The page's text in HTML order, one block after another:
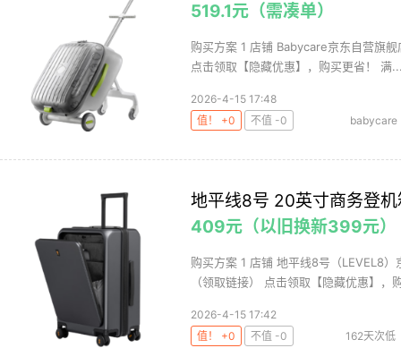
519.1元（需凑单）
购买方案 1 店铺 Babycare京东自营旗
点击领取【隐藏优惠】，购买更省！ 满
2026-4-15 17:48
值！ +0
不值 -0
babycare
地平线8号 20英寸商务登
409元（以旧换新399元）
购买方案 1 店铺 地平线8号（LEVEL8
（领取链接） 点击领取【隐藏优惠】，
2026-4-15 17:42
值！ +0
不值 -0 162天次低